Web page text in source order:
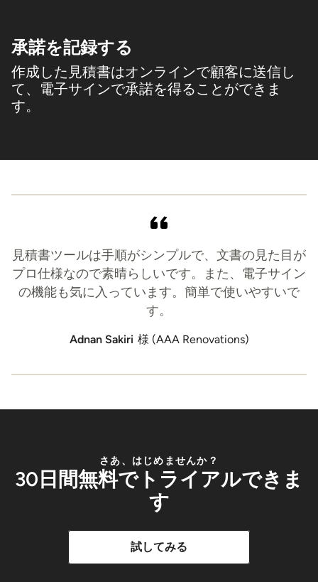
承諾を記録する
作成した見積書はオンラインで顧客に送信し
て、電子サインで承諾を得ることができま
す。
見積書ツールは手順がシンプルで、文書の見た目が
プロ仕様なので素晴らしいです。また、電子サイン
の機能も気に入っています。簡単で使いやすいで
す。
Adnan Sakiri 様 (AAA Renovations)
さあ、はじめませんか？
30日間無料でトライアルできま
す
試してみる